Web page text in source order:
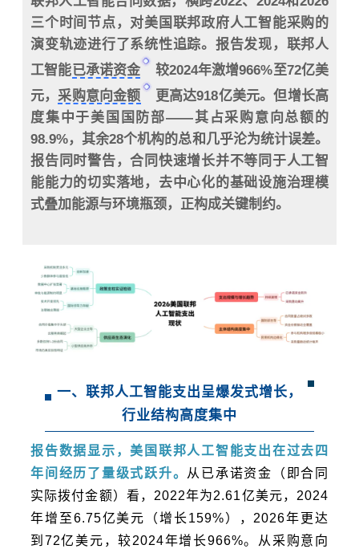
三个时间节点，对美国联邦政府人工智能采购的
演变轨迹进行了系统性追踪。报告发现，联邦人
工智能已承诺资金
较2024年激增966%至72亿美
元， 采购意向金额
更高达918亿美元。但增长高
度集中于美国国防部——其占采购意向总额的
98.9%，其余28个机构的总和几乎沦为统计误差。
报告同时警告，合同快速增长并不等同于人工智
能能力的切实落地，去中心化的基础设施治理模
式叠加能源与环境瓶颈，正构成关键制约。
一、联邦人工智能支出呈爆发式增长，
行业结构高度集中
报告数据显示，美国联邦人工智能支出在过去四
年间经历了量级式跃升。
从已承诺资金（即合同
实际拨付金额）看，2022年为2.61亿美元，2024
年增至6.75亿美元（增长159%），2026年更达
到72亿美元，较2024年增长966%。从采购意向